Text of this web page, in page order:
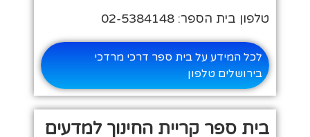
טלפון בית הספר: 02-5384148
לכל המידע על בית ספר דרכי מרדכי
בירושלים טלפון
בית ספר קריית החינוך למדעים